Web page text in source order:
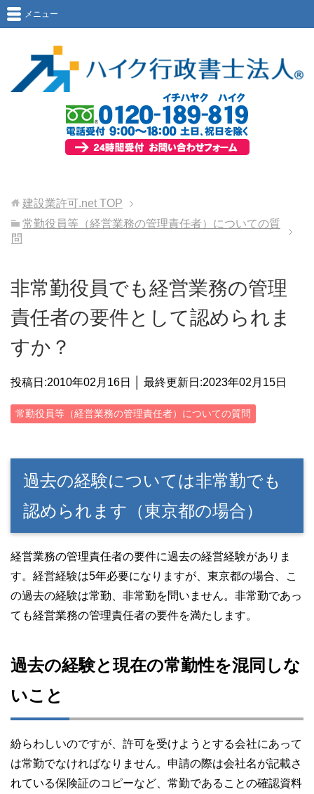
メニュー
建設業許可.net TOP
常勤役員等（経営業務の管理責任者）についての質
問
非常勤役員でも経営業務の管理
責任者の要件として認められま
すか？
投稿日:2010年02月16日 │ 最終更新日:2023年02月15日
常勤役員等（経営業務の管理責任者）についての質問
過去の経験については非常勤でも
認められます（東京都の場合）
経営業務の管理責任者の要件に過去の経営経験がありま
す。経営経験は5年必要になりますが、東京都の場合、こ
の過去の経験は常勤、非常勤を問いません。非常勤であっ
ても経営業務の管理責任者の要件を満たします。
過去の経験と現在の常勤性を混同しな
いこと
紛らわしいのですが、許可を受けようとする会社にあって
は常勤でなければなりません。申請の際は会社名が記載さ
れている保険証のコピーなど、常勤であることの確認資料